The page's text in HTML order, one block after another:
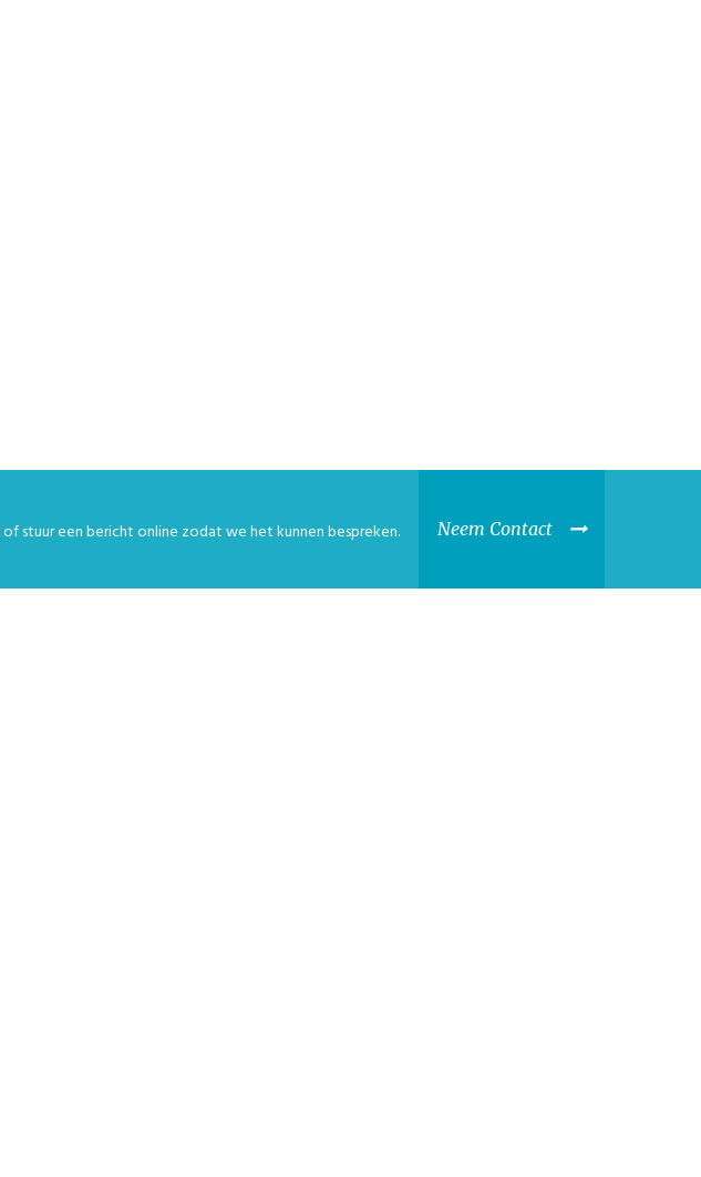
of stuur een berichtonline zodat we het kunnen bespreken. Neem Contact